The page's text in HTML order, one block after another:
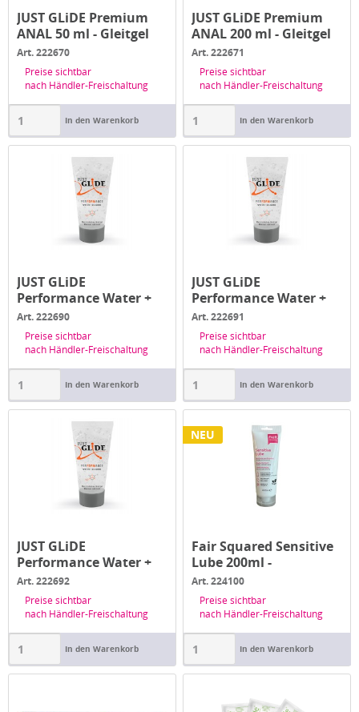
JUST GLiDE Premium
ANAL 50 ml - Gleitgel
Art. 222670
Preise sichtbar
nach Händler-Freischaltung
In den Warenkorb
JUST GLiDE Premium
ANAL 200 ml - Gleitgel
Art. 222671
Preise sichtbar
nach Händler-Freischaltung
In den Warenkorb
JUST GLiDE
Performance Water +
Silicon 200 ml -...
Art. 222690
Preise sichtbar
nach Händler-Freischaltung
In den Warenkorb
JUST GLiDE
Performance Water +
Silicon 50 ml -...
Art. 222691
Preise sichtbar
nach Händler-Freischaltung
In den Warenkorb
JUST GLiDE
Performance Water +
Silicon 20 ml -...
Art. 222692
Preise sichtbar
nach Händler-Freischaltung
In den Warenkorb
NEU
Fair Squared Sensitive
Lube 200ml -
Gleitmittel
Art. 224100
Preise sichtbar
nach Händler-Freischaltung
In den Warenkorb